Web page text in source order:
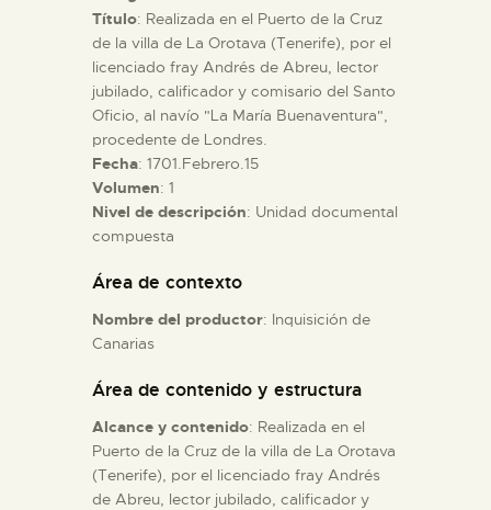
█
EL MUSEO
COLECCIONES
DIDÁCTICA
Título: Realizada en el Puerto de la Cruz
de la villa de La Orotava (Tenerife), por el
licenciado fray Andrés de Abreu, lector
jubilado, calificador y comisario del Santo
Oficio, al navío "La María Buenaventura",
procedente de Londres.
Fecha: 1701.Febrero.15
Volumen: 1
Nivel de descripción: Unidad documental
compuesta
Área de contexto
Nombre del productor: Inquisición de
Canarias
Área de contenido y estructura
Alcance y contenido: Realizada en el
Puerto de la Cruz de la villa de La Orotava
(Tenerife), por el licenciado fray Andrés
de Abreu, lector jubilado, calificador y